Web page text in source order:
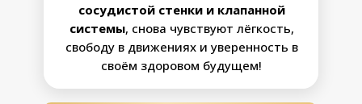
сосудистой стенки и клапанной
системы, снова чувствуют лёгкость,
свободу в движениях и уверенность в
своём здоровом будущем!